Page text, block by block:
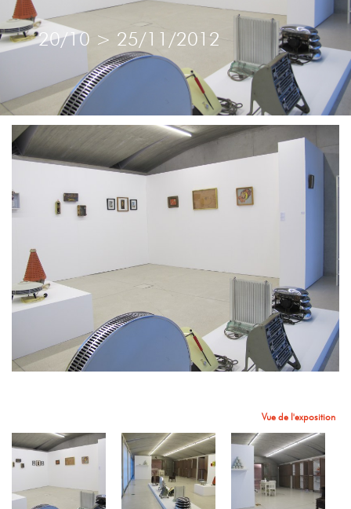
20/10 > 25/11/2012
Vue de l'exposition
Vue de l'exposition
Vue de l'exposition
Vue de l'exposition
Vue de l'exposition
Vue de l'exposition